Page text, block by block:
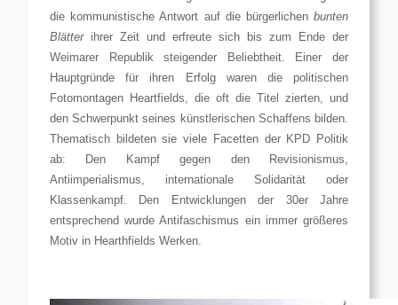
die kommunistische Antwort auf die bürgerlichen bunten
Blätterihrer Zeit und erfreute sich bis zum Ende der
Weimarer Republik steigender Beliebtheit. Einer der
Hauptgründe für ihren Erfolg waren die politischen
Fotomontagen Heartfields, die oft die Titel zierten, und
den Schwerpunkt seines künstlerischen Schaffens bilden.
Thematisch bildeten sie viele Facetten der KPD Politik
ab: Den Kampf gegen den Revisionismus,
Antiimperialismus, internationale Solidarität oder
Klassenkampf. Den Entwicklungen der 30er Jahre
entsprechend wurde Antifaschismus ein immer größeres
Motiv in Hearthfields Werken.